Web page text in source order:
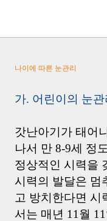
나이에 따른 눈관리
가. 어린이의 눈관
갓난아기가 태어
나서 만 8-9세 정
정상적인 시력을
시력의 발달은 멈
고 방치한다면
서는 매년 11월